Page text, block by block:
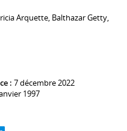
Arquette, Balthazar Getty,
: 7 décembre 2022
1997